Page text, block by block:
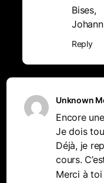
Bises,
Johann
Reply
Unknown
Encore
Je dois
Déjà, je
cours.
Merci à toi